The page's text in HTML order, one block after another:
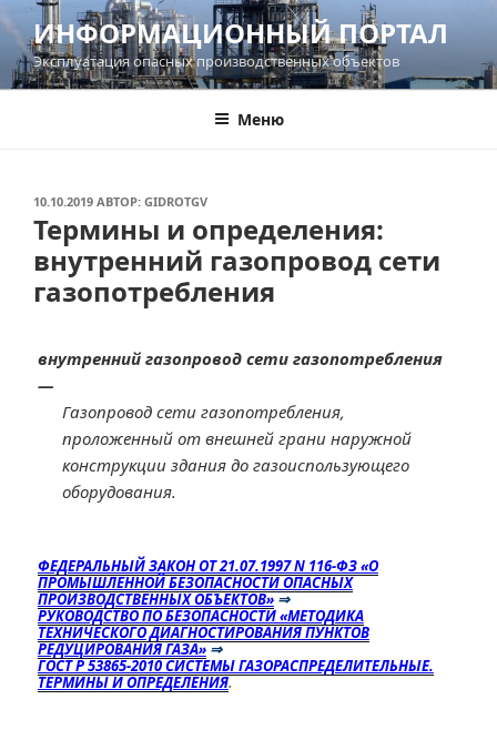
Перейти
содержимому
ИНФОРМАЦИОННЫЙ ПОРТАЛ
Эксплуатация опасных производственных объектов
Меню
ОПУБЛИКОВАНО
10.10.2019 АВТОР: GIDROTGV
Термины и определения:
внутренний газопровод сети
газопотребления
внутренний газопровод сети газопотребления
—
Газопровод сети газопотребления,
проложенный от внешней грани наружной
конструкции здания до газоиспользующего
оборудования.
ФЕДЕРАЛЬНЫЙ ЗАКОН ОТ 21.07.1997 N 116-ФЗ «О
ПРОМЫШЛЕННОЙ БЕЗОПАСНОСТИ ОПАСНЫХ
ПРОИЗВОДСТВЕННЫХ ОБЪЕКТОВ»⇒
РУКОВОДСТВО ПО БЕЗОПАСНОСТИ «МЕТОДИКА
ТЕХНИЧЕСКОГО ДИАГНОСТИРОВАНИЯ ПУНКТОВ
РЕДУЦИРОВАНИЯ ГАЗА»⇒
ГОСТ Р 53865-2010 СИСТЕМЫ ГАЗОРАСПРЕДЕЛИТЕЛЬНЫЕ.
ТЕРМИНЫ И ОПРЕДЕЛЕНИЯ.